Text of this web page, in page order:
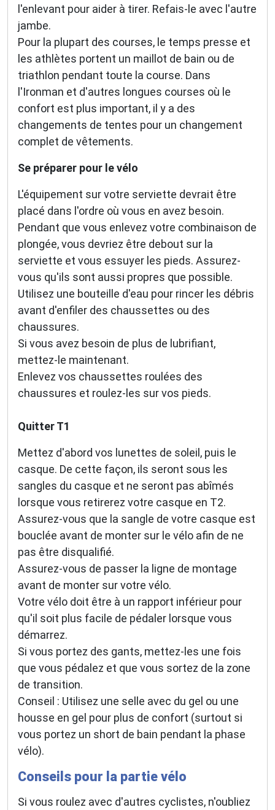
l'enlevant pour aider à tirer. Refais-le avec l'autre
jambe.
Pour la plupart des courses, le temps presse et
les athlètes portent un maillot de bain ou de
triathlon pendant toute la course. Dans
l'Ironman et d'autres longues courses où le
confort est plus important, il y a des
changements de tentes pour un changement
complet de vêtements.
Se préparer pour le vélo
L'équipement sur votre serviette devrait être
placé dans l'ordre où vous en avez besoin.
Pendant que vous enlevez votre combinaison de
plongée, vous devriez être debout sur la
serviette et vous essuyer les pieds. Assurez-
vous qu'ils sont aussi propres que possible.
Utilisez une bouteille d'eau pour rincer les débris
avant d'enfiler des chaussettes ou des
chaussures.
Si vous avez besoin de plus de lubrifiant,
mettez-le maintenant.
Enlevez vos chaussettes roulées des
chaussures et roulez-les sur vos pieds.
Quitter T1
Mettez d'abord vos lunettes de soleil, puis le
casque. De cette façon, ils seront sous les
sangles du casque et ne seront pas abîmés
lorsque vous retirerez votre casque en T2.
Assurez-vous que la sangle de votre casque est
bouclée avant de monter sur le vélo afin de ne
pas être disqualifié.
Assurez-vous de passer la ligne de montage
avant de monter sur votre vélo.
Votre vélo doit être à un rapport inférieur pour
qu'il soit plus facile de pédaler lorsque vous
démarrez.
Si vous portez des gants, mettez-les une fois
que vous pédalez et que vous sortez de la zone
de transition.
Conseil : Utilisez une selle avec du gel ou une
housse en gel pour plus de confort (surtout si
vous portez un short de bain pendant la phase
vélo).
Conseils pour la partie vélo
Si vous roulez avec d'autres cyclistes, n'oubliez